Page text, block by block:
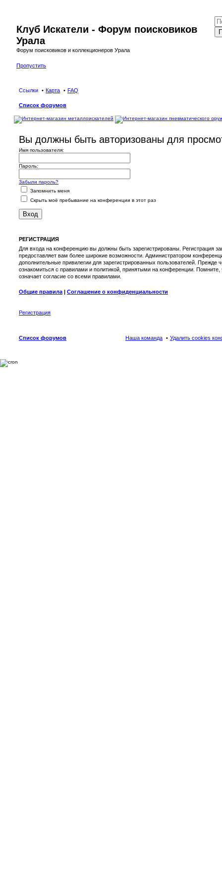
Клуб Искатели - Форум поисковиков
Урала
Форум поисковиков и коллекционеров Урала
Пропустить
Ссылки Карта FAQ
Список форумов
Вы должны быть авторизованы для
Имя пользователя:
Пароль:
Забыли пароль?
Запомнить меня
Скрыть моё пребывание на конференции в этот раз
РЕГИСТРАЦИЯ
Для входа на конференцию вы должны быть зарегистрированы. Регистрация
предоставляет вам более широкие возможности. Администратором
дополнительные привилегии для зарегистрированных пользователей. Прежде
ознакомиться с правилами и политикой, принятыми на конференции.
означает согласие со всеми правилами.
Общие правила | Соглашение о конфиденциальности
Регистрация
Список форумов Удалить cookies
Наша команда